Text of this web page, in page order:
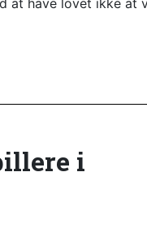
at have lovet ikke at
i